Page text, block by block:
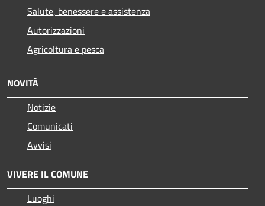
Salute, benessere e assistenza
Autorizzazioni
Agricoltura e pesca
NOVITÀ
Notizie
Comunicati
Avvisi
VIVERE IL COMUNE
Luoghi